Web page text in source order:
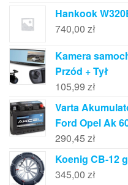
Hankook
740,00 zł
Kamera
Przód + Tył
105,99 zł
Varta
Ford Opel Ak
290,45 zł
Koenig CB-12
345,00 zł